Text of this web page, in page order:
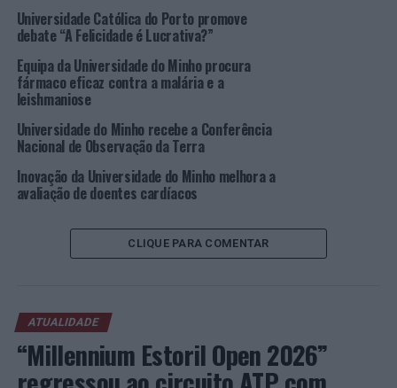
O destaque do evento é a mesa redonda “Negócios e
Sociedade”, agendada para as 14h30, no auditório A1
(edifício 1) docampus. Depois do discurso de abertura da
presidente da EEG, Cláudia Simões, o debate moderado
por Carla Freire, docente da EEG, vai contar com Daniela
Neto, coordenadora de marca da Salsa; Guta Moura
Guedes, cofundadora e presidente da Associação
Experimenta, e Marta André, vice-presidente de
operações da PlatformE. Segue-se, às 16h30, uma
Silva. O encerramento está previsto para as 17h15.
A iniciativa faz parte do Programa de Competências
TransversaisEEGenerating Skills, que leva à escola
Universidade Católica do Porto promove
debate “A Felicidade é Lucrativa?”
Equipa da Universidade do Minho procura
fármaco eficaz contra a malária e a
leishmaniose
Universidade do Minho recebe a Conferência
Nacional de Observação da Terra
Inovação da Universidade do Minho melhora a
avaliação de doentes cardíacos
CLIQUE PARA COMENTAR
ATUALIDADE
“Millennium Estoril Open 2026”